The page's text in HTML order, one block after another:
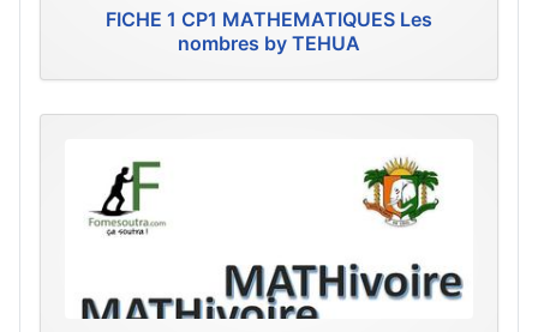
FICHE 1 CP1 MATHEMATIQUES Les
nombres by TEHUA